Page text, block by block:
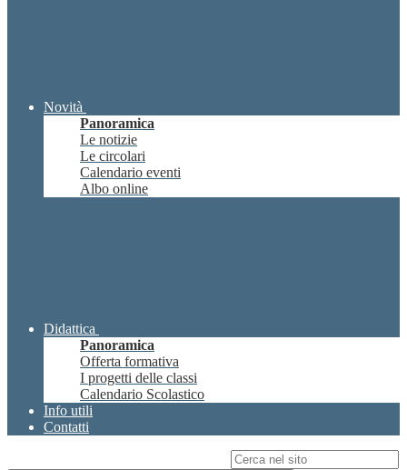
Novità
Panoramica
Le notizie
Le circolari
Calendario eventi
Albo online
Didattica
Panoramica
Offerta formativa
I progetti delle classi
Calendario Scolastico
Info utili
Contatti